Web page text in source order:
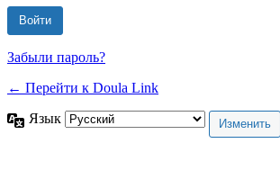
Забыли пароль?
← Перейти к Doula Link
Язык